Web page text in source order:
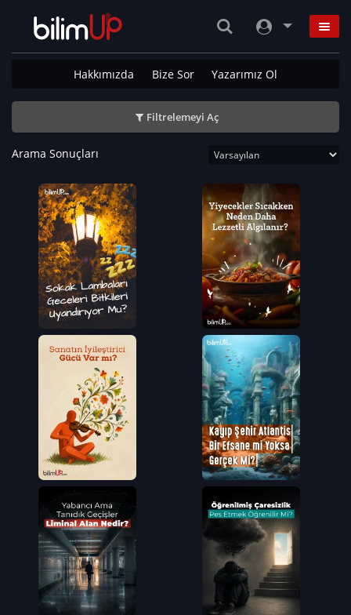
Hakkımızda Bize Sor Yazarımız Ol
Filtrelemeyi Aç
Arama Sonuçları